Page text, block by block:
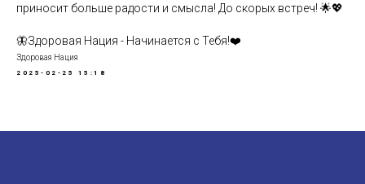
приносит больше радости и смысла! До скорых встреч! 🌟💖
🦋Здоровая Нация - Начинается с Тебя!❤️
Здоровая Нация
2025-02-25 15:18